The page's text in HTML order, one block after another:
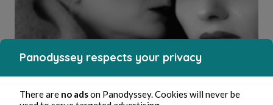
3, ago, 2026 1 min de lectura
Affabulateurs
Panodyssey respects your privacy
There are no adson Panodyssey. Cookies will never be